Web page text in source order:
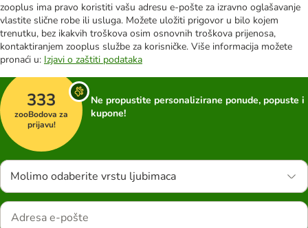
zooplus ima pravo koristiti vašu adresu e-pošte za izravno oglašavanje
vlastite slične robe ili usluga. Možete uložiti prigovor u bilo kojem
trenutku, bez ikakvih troškova osim osnovnih troškova prijenosa,
kontaktiranjem zooplus službe za korisničke. Više informacija možete
pronaći u: Izjavi o zaštiti podataka
333
zooBodova za
prijavu!
Ne propustite personalizirane ponude, popuste i
kupone!
Molimo odaberite vrstu ljubimaca